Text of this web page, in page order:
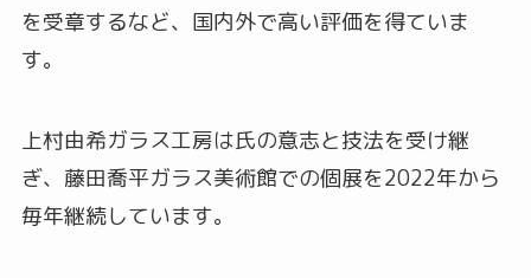
を受章するなど、国内外で高い評価を得ていま
す。
上村由希ガラス工房は氏の意志と技法を受け継
ぎ、藤田喬平ガラス美術館での個展を2022年から
毎年継続しています。